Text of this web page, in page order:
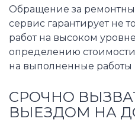
Обращение за
сервис гарантирует не
работ на высоком
определению стоимости
на выполненные работы
СРОЧНО
ВЫЕЗДОМ НА